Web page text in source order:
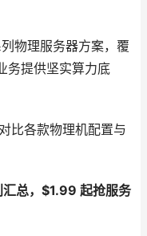
物理服务器方案，覆
务提供坚实算力底
比各款物理机配置与
总，$1.99 起抢服务